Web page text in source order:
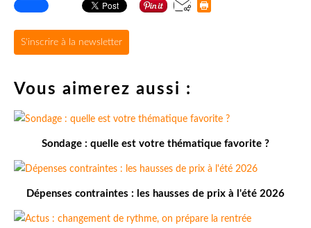
S'inscrire à la newsletter
Vous aimerez aussi :
Sondage : quelle est votre thématique favorite ?
Dépenses contraintes : les hausses de prix à l'été 2026